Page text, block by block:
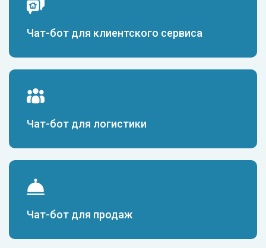
Чат-бот для клиентского сервиса
Чат-бот для логистики
Чат-бот для продаж